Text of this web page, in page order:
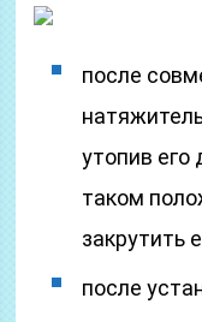
после
утопив его
таком
закрутить
после